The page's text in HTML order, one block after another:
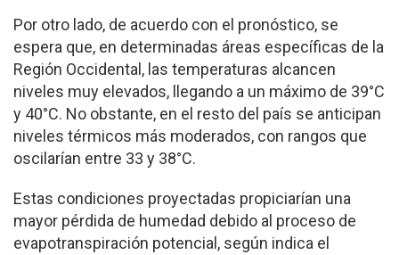
Por otro lado, de acuerdo con el pronóstico, se
espera que, en determinadas áreas específicas de la
Región Occidental, las temperaturas alcancen
niveles muy elevados, llegando a un máximo de 39°C
y 40°C. No obstante, en el resto del país se anticipan
niveles térmicos más moderados, con rangos que
oscilarían entre 33 y 38°C.
Estas condiciones proyectadas propiciarían una
mayor pérdida de humedad debido al proceso de
evapotranspiración potencial, según indica el